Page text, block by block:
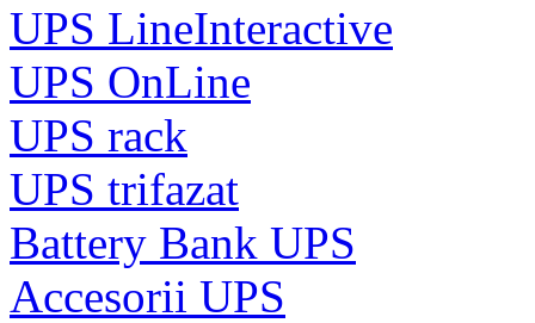
UPS LineInteractive
UPS OnLine
UPS rack
UPS trifazat
Battery Bank UPS
Accesorii UPS